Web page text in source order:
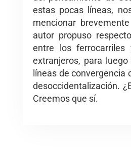
estas pocas líneas,
mencionar
autor propuso
entre los ferrocarriles
extranjeros, para
líneas de convergencia
desoccidentalización.
Creemos que sí.